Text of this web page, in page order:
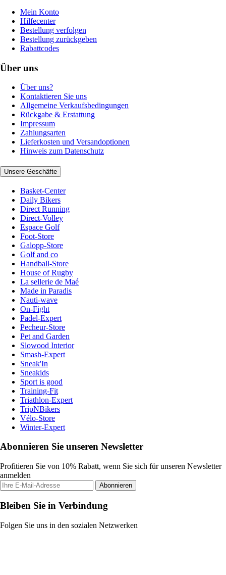
Mein Konto
Hilfecenter
Bestellung verfolgen
Bestellung zurückgeben
Rabattcodes
Über uns
Über uns?
Kontaktieren Sie uns
Allgemeine Verkaufsbedingungen
Rückgabe & Erstattung
Impressum
Zahlungsarten
Lieferkosten und Versandoptionen
Hinweis zum Datenschutz
Unsere Geschäfte
Basket-Center
Daily Bikers
Direct Running
Direct-Volley
Espace Golf
Foot-Store
Galopp-Store
Golf and co
Handball-Store
House of Rugby
La sellerie de Maé
Made in Paradis
Nauti-wave
On-Fight
Padel-Expert
Pecheur-Store
Pet and Garden
Slowood Interior
Smash-Expert
Sneak'In
Sneakids
Sport is good
Training-Fit
Triathlon-Expert
TripNBikers
Vélo-Store
Winter-Expert
Abonnieren Sie unseren Newsletter
Profitieren Sie von 10% Rabatt, wenn Sie sich für unseren Newsletter
anmelden
Abonnieren
Bleiben Sie in Verbindung
Folgen Sie uns in den sozialen Netzwerken